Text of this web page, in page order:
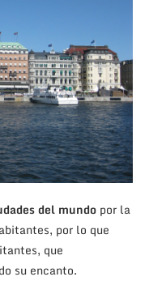
del mundo por la
por lo que
que
su encanto.